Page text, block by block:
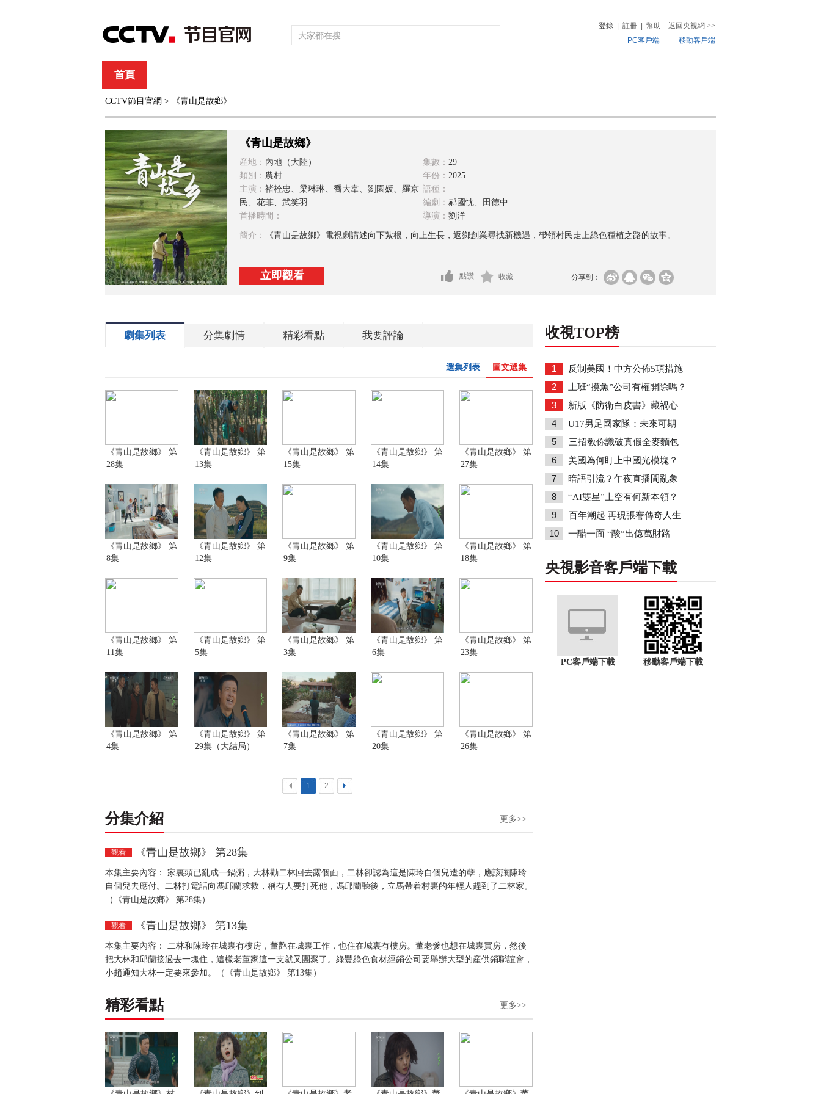
登錄 註冊 幫助 返回央視網 >>
PC客戶端
移動客戶端
首頁
綜合 新聞 財經 綜藝 中文國際
CCTV節目官網 > 《青山是故鄉》
《青山是故鄉》
産地： 內地（大陸） 集數： 29
類別： 農村 年份： 2025
主演： 褚栓忠、梁琳琳、喬大韋、劉園媛、羅京
民、花菲、武笑羽
語種：
編劇： 郝國忱、田德中
首播時間：
導演： 劉洋
簡介： 《青山是故鄉》電視劇講述向下紮根，向上生長，返鄉創業尋找新機遇，帶領村民走上綠色種植之路的故事。
立即觀看 分享到：
點讚 收藏
劇集列表 分集劇情 精彩看點 我要評論
圖文選集
選集列表
《青山是故鄉》 第
28集
《青山是故鄉》 第
13集
《青山是故鄉》 第
15集
《青山是故鄉》 第
14集
《青山是故鄉》 第
27集
《青山是故鄉》 第
8集
《青山是故鄉》 第
12集
《青山是故鄉》 第
9集
《青山是故鄉》 第
10集
《青山是故鄉》 第
18集
《青山是故鄉》 第
11集
《青山是故鄉》 第
5集
《青山是故鄉》 第
3集
《青山是故鄉》 第
6集
《青山是故鄉》 第
23集
《青山是故鄉》 第
4集
《青山是故鄉》 第
29集（大結局）
《青山是故鄉》 第
7集
《青山是故鄉》 第
20集
《青山是故鄉》 第
26集
< 1 2 >
分集介紹 更多>>
觀看 《青山是故鄉》 第28集
本集主要內容： 家裏頭已亂成一鍋粥，大林勸二林回去露個面，二林卻認為這是陳玲自個兒造的孽，應該讓陳玲
自個兒去應付。二林打電話向馮邱蘭求救，稱有人要打死他，馮邱蘭聽後，立馬帶着村裏的年輕人趕到了二林家。
（《青山是故鄉》 第28集）
觀看 《青山是故鄉》 第13集
本集主要內容： 二林和陳玲在城裏有樓房，董艷在城裏工作，也住在城裏有樓房。董老爹也想在城裏買房，然後
把大林和邱蘭接過去一塊住，這樣老董家這一支就又團聚了。綠豐綠色食材經銷公司要舉辦大型的産供銷聯誼會，
小趙通知大林一定要來參加。（《青山是故鄉》 第13集）
精彩看點 更多>>
收視TOP榜
1 反制美國！中方公佈5項措施
2 上班“摸魚”公司有權開除嗎？
3 新版《防衛白皮書》藏禍心
4 U17男足國家隊：未來可期
5 三招教你識破真假全麥麵包
6 美國為何盯上中國光模塊？
7 暗語引流？午夜直播間亂象
8 “AI雙星”上空有何新本領？
9 百年潮起 再現張謇傳奇人生
10 一醋一面 “酸”出億萬財路
央視影音客戶端下載
PC客戶端下載 移動客戶端下載